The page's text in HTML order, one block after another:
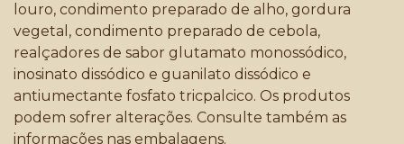
louro, condimento preparado de alho, gordura
vegetal, condimento preparado de cebola,
realçadores de sabor glutamato monossódico,
inosinato dissódico e guanilato dissódico e
antiumectante fosfato tricpalcico. Os produtos
podem sofrer alterações. Consulte também as
informações nas embalagens.